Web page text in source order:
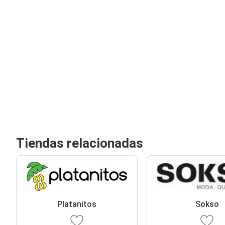
Tiendas relacionadas
Platanitos Sokso